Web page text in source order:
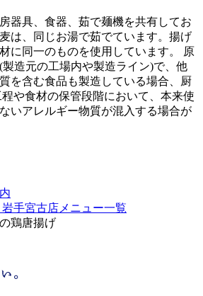
器具、食器、茹で麺機を共有してお
は、同じお湯で茹でています。揚げ
に同一のものを使用しています。 原
造元の工場内や製造ライン)で、他
を含む食品も製造している場合、厨
や食材の保管段階において、本来使
いアレルギー物質が混入する場合が
手宮古店メニュー一覧
鶏唐揚げ